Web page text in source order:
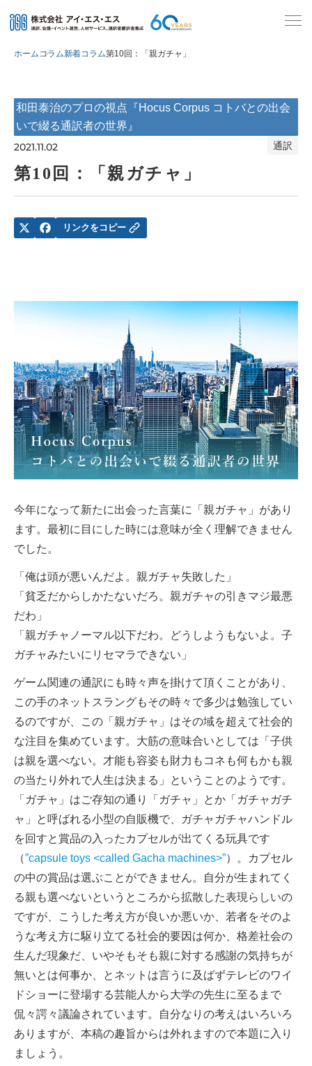
ホームコラム新着コラム第10回：「親ガチャ」
和田泰治のプロの視点『Hocus Corpus コトバとの出会
いで綴る通訳者の世界』
2021.11.02 通訳
第10回：「親ガチャ」
リンクをコピー
今年になって新たに出会った言葉に「親ガチャ」があり
ます。最初に目にした時には意味が全く理解できません
でした。
「俺は頭が悪いんだよ。親ガチャ失敗した」
「貧乏だからしかたないだろ。親ガチャの引きマジ最悪
だわ」
「親ガチャノーマル以下だわ。どうしようもないよ。子
ガチャみたいにリセマラできない」
ゲーム関連の通訳にも時々声を掛けて頂くことがあり、
この手のネットスラングもその時々で多少は勉強してい
るのですが、この「親ガチャ」はその域を超えて社会的
な注目を集めています。大筋の意味合いとしては「子供
は親を選べない。才能も容姿も財力もコネも何もかも親
の当たり外れで人生は決まる」ということのようです。
「ガチャ」はご存知の通り「ガチャ」とか「ガチャガチ
ャ」と呼ばれる小型の自販機で、ガチャガチャハンドル
を回すと賞品の入ったカプセルが出てくる玩具です
（”capsule toys <called Gacha machines>”）。カプセル
の中の賞品は選ぶことができません。自分が生まれてく
る親も選べないというところから拡散した表現らしいの
ですが、こうした考え方が良いか悪いか、若者をそのよ
うな考え方に駆り立てる社会的要因は何か、格差社会の
生んだ現象だ、いやそもそも親に対する感謝の気持ちが
無いとは何事か、とネットは言うに及ばずテレビのワイ
ドショーに登場する芸能人から大学の先生に至るまで
侃々諤々議論されています。自分なりの考えはいろいろ
ありますが、本稿の趣旨からは外れますので本題に入り
ましょう。